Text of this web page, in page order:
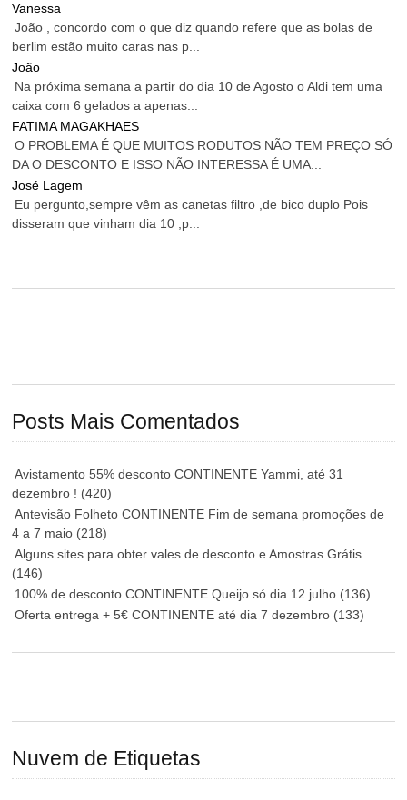
Vanessa
João , concordo com o que diz quando refere que as bolas de
berlim estão muito caras nas p...
João
Na próxima semana a partir do dia 10 de Agosto o Aldi tem uma
caixa com 6 gelados a apenas...
FATIMA MAGAKHAES
O PROBLEMA É QUE MUITOS RODUTOS NÃO TEM PREÇO SÓ
DA O DESCONTO E ISSO NÃO INTERESSA É UMA...
José Lagem
Eu pergunto,sempre vêm as canetas filtro ,de bico duplo Pois
disseram que vinham dia 10 ,p...
Posts Mais Comentados
Avistamento 55% desconto CONTINENTE Yammi, até 31
dezembro ! (420)
Antevisão Folheto CONTINENTE Fim de semana promoções de
4 a 7 maio (218)
Alguns sites para obter vales de desconto e Amostras Grátis
(146)
100% de desconto CONTINENTE Queijo só dia 12 julho (136)
Oferta entrega + 5€ CONTINENTE até dia 7 dezembro (133)
Nuvem de Etiquetas